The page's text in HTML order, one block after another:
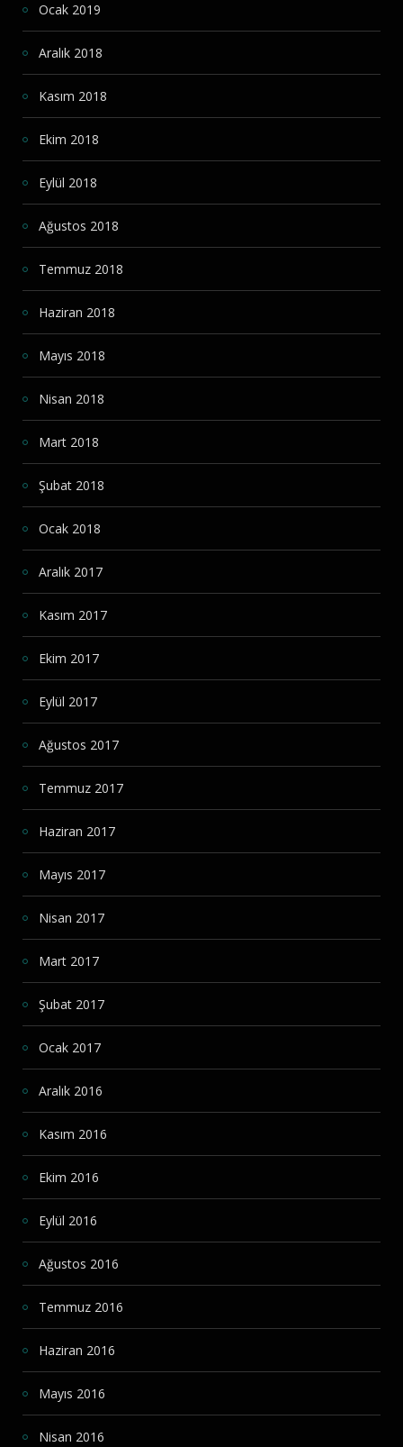
Ocak 2019
Aralık 2018
Kasım 2018
Ekim 2018
Eylül 2018
Ağustos 2018
Temmuz 2018
Haziran 2018
Mayıs 2018
Nisan 2018
Mart 2018
Şubat 2018
Ocak 2018
Aralık 2017
Kasım 2017
Ekim 2017
Eylül 2017
Ağustos 2017
Temmuz 2017
Haziran 2017
Mayıs 2017
Nisan 2017
Mart 2017
Şubat 2017
Ocak 2017
Aralık 2016
Kasım 2016
Ekim 2016
Eylül 2016
Ağustos 2016
Temmuz 2016
Haziran 2016
Mayıs 2016
Nisan 2016